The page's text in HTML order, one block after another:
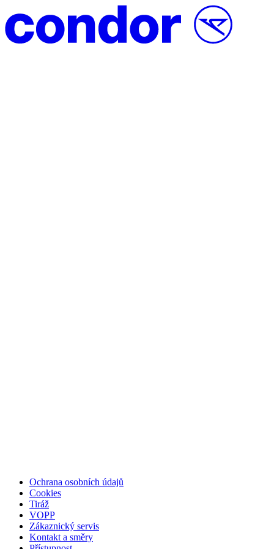
Ochrana osobních údajů
Cookies
Tiráž
VOPP
Zákaznický servis
Kontakt a směry